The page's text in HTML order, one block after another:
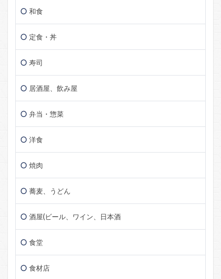
和食
定食・丼
寿司
居酒屋、飲み屋
弁当・惣菜
洋食
焼肉
蕎麦、うどん
酒屋(ビール、ワイン、日本酒
食堂
食材店